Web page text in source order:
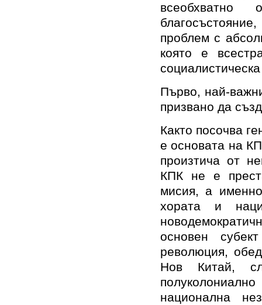
проблем с
която е
Първо, най-
призвано да
Както посочва
е основата на
произтича от
КПК не е
мисия, а
хората и
основен
революция,
Нов Китай,
национална